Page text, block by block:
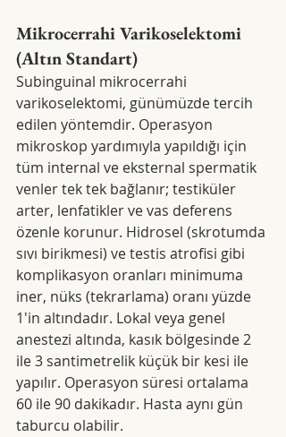
Mikrocerrahi Varikoselektomi
(Altın Standart)
Subinguinal mikrocerrahi
varikoselektomi, günümüzde tercih
edilen yöntemdir. Operasyon
mikroskop yardımıyla yapıldığı için
tüm internal ve eksternal spermatik
venler tek tek bağlanır; testiküler
arter, lenfatikler ve vas deferens
özenle korunur. Hidrosel (skrotumda
sıvı birikmesi) ve testis atrofisi gibi
komplikasyon oranları minimuma
iner, nüks (tekrarlama) oranı yüzde
1'in altındadır. Lokal veya genel
anestezi altında, kasık bölgesinde 2
ile 3 santimetrelik küçük bir kesi ile
yapılır. Operasyon süresi ortalama
60 ile 90 dakikadır. Hasta aynı gün
taburcu olabilir.